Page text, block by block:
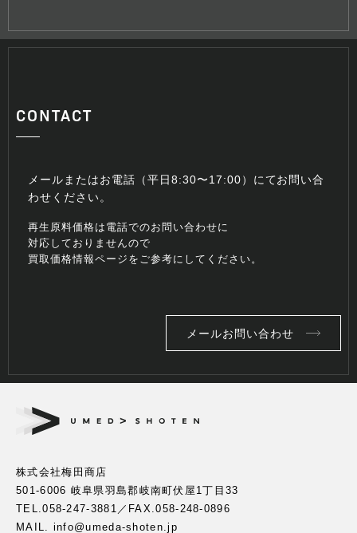
CONTACT
メールまたはお電話（平日8:30〜17:00）にてお問い合
わせください。
再生原料価格は電話でのお問い合わせに
対応しておりませんので
買取価格情報ページをご参考にしてください。
メールお問い合わせ
株式会社梅田商店
501-6006 岐阜県羽島郡岐南町伏屋1丁目33
TEL.058-247-3881 ／FAX.058-248-0896
MAIL. info@umeda-shoten.jp